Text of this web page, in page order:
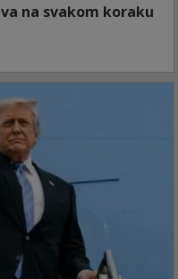
na svakom koraku